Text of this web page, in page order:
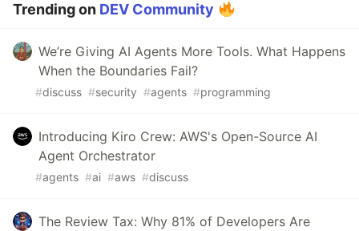
Trending on DEV Community
We’re Giving AI Agents More Tools. What Happens
When the Boundaries Fail?
#discuss #security #agents #programming
Introducing Kiro Crew: AWS's Open-Source AI
Agent Orchestrator
#agents #ai #aws #discuss
The Review Tax: Why 81% of Developers Are